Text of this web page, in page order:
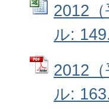
2012
ル:
2012
ル: